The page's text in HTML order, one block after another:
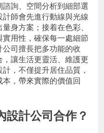
詢、空間分析到細部選
師會先進行動線與光線
身方案；接着在色彩、
用性，確保每一處細節
司擅長把多功能的收
讓生活更靈活、維護更
，不僅提升居住品質，
，帶來實際的價值回
設計公司合作？